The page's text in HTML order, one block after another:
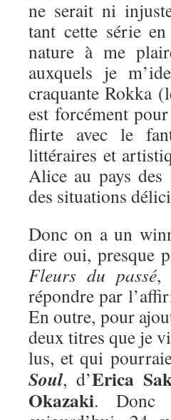
ne serait ni
tant cette série
nature à me
auxquels je
craquante Rokka
est forcément
flirte avec le
littéraires et
Alice au pays
des situations
Donc on a un
dire oui, presque
Fleurs du passé,
répondre par
En outre, pour
deux titres que je
lus, et qui
Soul, d’Erica
Okazaki. Donc